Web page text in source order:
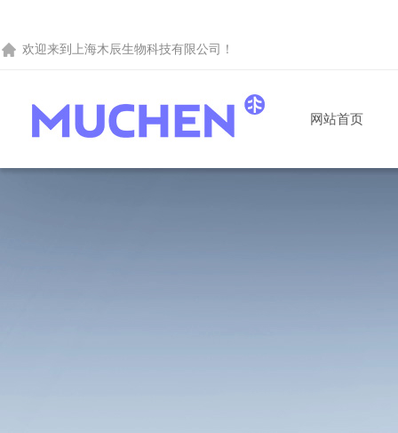
欢迎来到 上海木辰生物科技有限公司 ！
网站首页